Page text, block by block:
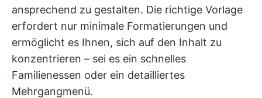
ansprechend zu gestalten. Die richtige Vorlage
erfordert nur minimale Formatierungen und
ermöglicht es Ihnen, sich auf den Inhalt zu
konzentrieren – sei es ein schnelles
Familienessen oder ein detailliertes
Mehrgangmenü.